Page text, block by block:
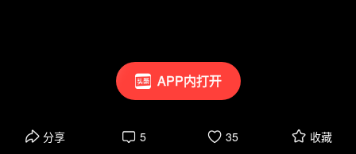
APP内打开
分享 5 35 收藏